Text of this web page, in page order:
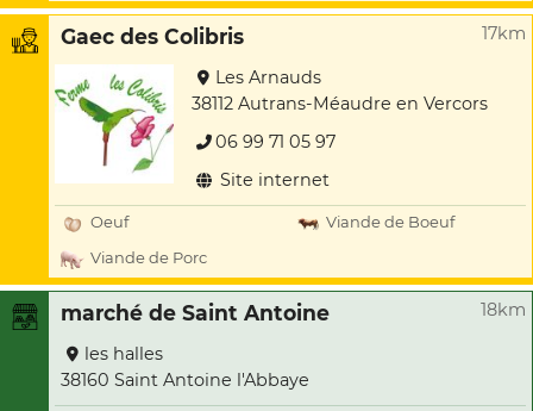
Gaec des Colibris 17km
Les Arnauds
38112 Autrans-Méaudre en Vercors
06 99 71 05 97
Site internet
Oeuf
Viande de Boeuf
Viande de Porc
marché de Saint Antoine 18km
les halles
38160 Saint Antoine l'Abbaye